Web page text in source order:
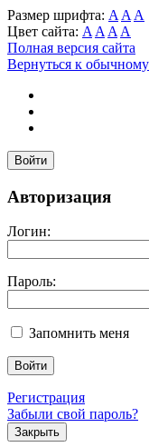
Размер шрифта: A A A
Цвет сайта: A A A A
Полная версия сайта
Вернуться к
Войти
Авторизация
Логин:
Пароль:
Запомнить меня
Регистрация
Забыли свой пароль?
Закрыть